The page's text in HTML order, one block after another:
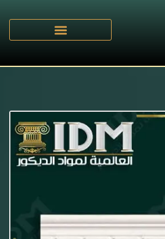
/ بانوهات مزخرفة IDM-D023